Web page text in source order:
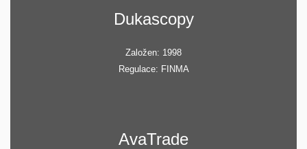
Dukascopy
Založen: 1998
Regulace: FINMA
AvaTrade